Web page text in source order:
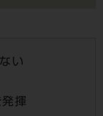
い
発揮